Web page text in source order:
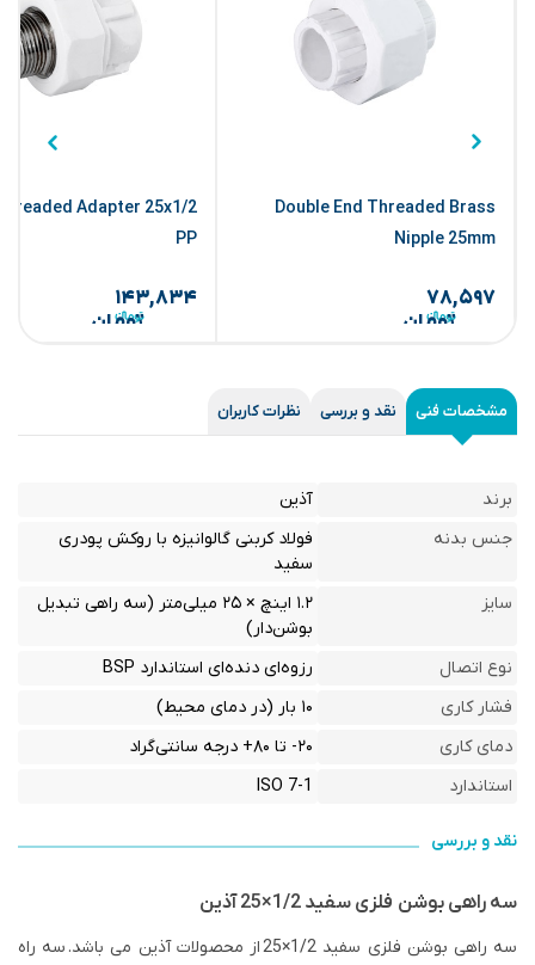
Double End Threaded Brass
Nipple 25mm
۷۸,۵۹۷
تومان
Adapter 25x1/2
PP
۱۴۳,۸۳۴
تومان
مشخصات فنی نقد و بررسی نظرات کاربران
برند
آذین
جنس بدنه
فولاد کربنی گالوانیزه با روکش پودری
سفید
سایز
۱.۲ اینچ × ۲۵ میلی‌متر (سه راهی تبدیل
بوشن‌دار)
نوع اتصال
رزوه‌ای دنده‌ای استاندارد BSP
فشار کاری
۱۰ بار (در دمای محیط)
دمای کاری
۲۰- تا ۸۰+ درجه سانتی‌گراد
استاندارد
ISO 7-1
نقد و بررسی
سه راهی بوشن فلزی سفید 1/2×25 آذین
سه راهی بوشن فلزی سفید 1/2×25 از محصولات آذین می باشد. سه راه